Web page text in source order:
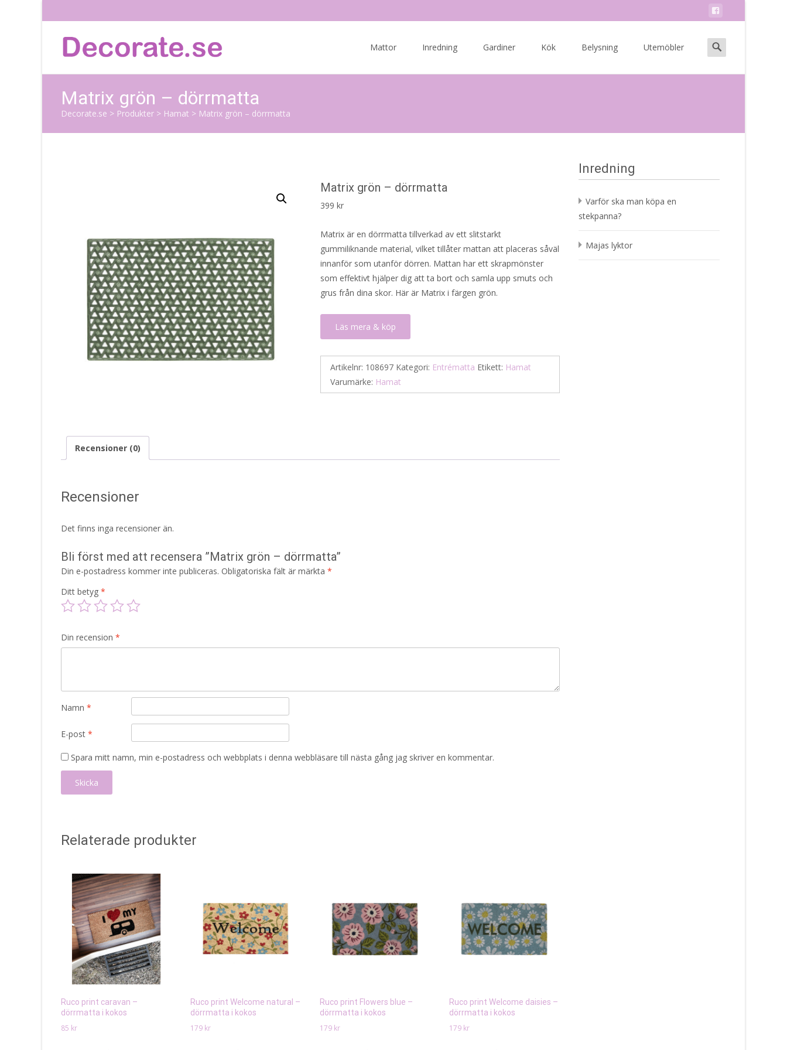
Mattor Inredning Gardiner Kök Belysning Utemöbler
Search
for:
Matrix grön – dörrmatta
Decorate.se > Produkter > Hamat > Matrix grön – dörrmatta
Matrix grön – dörrmatta
399kr
Matrix är en dörrmatta tillverkad av ett slitstarkt
gummiliknande material, vilket tillåter mattan att placeras såväl
innanför som utanför dörren. Mattan har ett skrapmönster
som effektivt hjälper dig att ta bort och samla upp smuts och
grus från dina skor. Här är Matrix i färgen grön.
Läs mera & köp
Artikelnr: 108697 Kategori: Entrématta Etikett: Hamat
Varumärke: Hamat
Recensioner (0)
Recensioner
Det finns inga recensioner än.
Bli först med att recensera ”Matrix grön – dörrmatta”
Din e-postadress kommer inte publiceras. Obligatoriska fält är märkta *
Ditt betyg *
Din recension *
Namn *
E-post *
Spara mitt namn, min e-postadress och webbplats i denna webbläsare till nästa gång jag skriver en kommentar.
Relaterade produkter
Ruco print caravan –
dörrmatta i kokos
85 kr
Ruco print Welcome natural –
dörrmatta i kokos
179 kr
Ruco print Flowers blue –
dörrmatta i kokos
179 kr
Ruco print Welcome daisies –
dörrmatta i kokos
179 kr
Inredning
Varför ska man köpa en
stekpanna?
Majas lyktor